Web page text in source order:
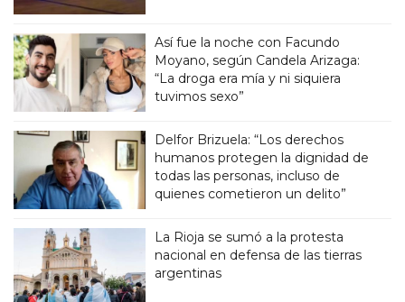
Así fue la noche con Facundo
Moyano, según Candela Arizaga:
“La droga era mía y ni siquiera
tuvimos sexo”
Delfor Brizuela: “Los derechos
humanos protegen la dignidad de
todas las personas, incluso de
quienes cometieron un delito”
La Rioja se sumó a la protesta
nacional en defensa de las tierras
argentinas